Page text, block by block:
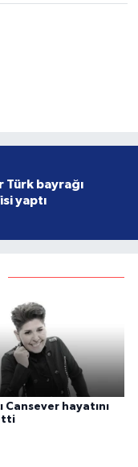
Türk bayrağı
yaptı
Cansever hayatını